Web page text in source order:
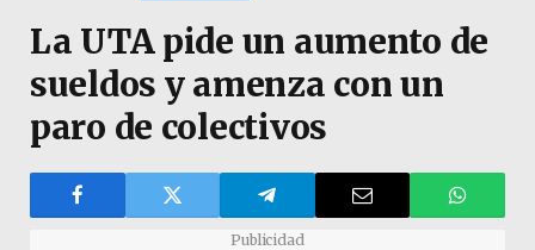
La UTA pide un aumento de
sueldos y amenza con un
paro de colectivos
Publicidad